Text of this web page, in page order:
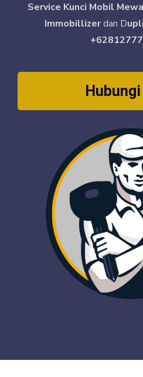
Service Kunci Mobil
Immobillizerdan D